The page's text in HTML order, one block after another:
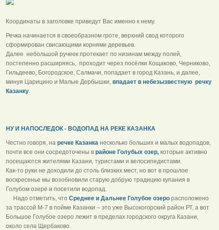
Координаты в заголовке приведут Вас именно к нему.
Речка начинается в своеобразном гроте, верхний свод которого
сформирован свисающими корнями деревьев.
Далее небольшой ручеек протекает по низинам между полей,
постепенно расширяясь, проходит через посёлки Кощаково, Черниково,
Гильдеево, Богородское, Салмачи, попадает в город Казань, и далее,
минуя Царицино и Малые Дербышки, впадает в небезызвестную речку
Казанку.
НУ И НАПОСЛЕДОК - ВОДОПАД НА РЕКЕ КАЗАНКА
Честно говоря, на речке Казанка несколько больших и малых водопадов,
почти все они сосредоточены в районе Голубых озер, которые активно
посещаются жителями Казани, туристами и велосипедистами.
Как-то руки не доходили до столь близких мест, но вот в прошлое
воскресенье мы возобновили старую добрую традицию купания в
Голубом озере и посетили водопад.
Надо отметить, что Среднее и Дальнее Голубое озеро расположено
за трассой М-7 в пойме Казанки – это уже Высокогорский район РТ, а вот
Большое Голубое озеро лежит в пределах городского округа Казани,
около села Щербаково.